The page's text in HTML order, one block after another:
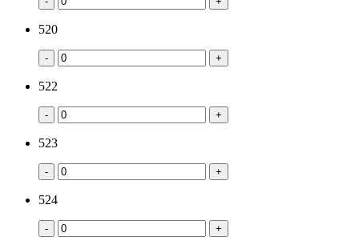
520
- +
522
- +
523
- +
524
- +